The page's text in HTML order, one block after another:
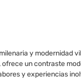
y modernidad
ofrece un contraste
y experiencias